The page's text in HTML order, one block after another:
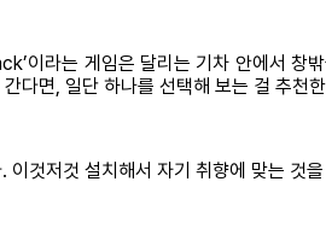
이라는 게임은 달리는 기차 안에서
다면, 일단 하나를 선택해 보는 걸 추천
것저것 설치해서 자기 취향에 맞는 것